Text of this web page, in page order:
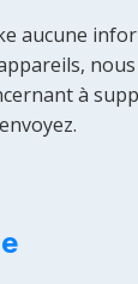
aucune
à